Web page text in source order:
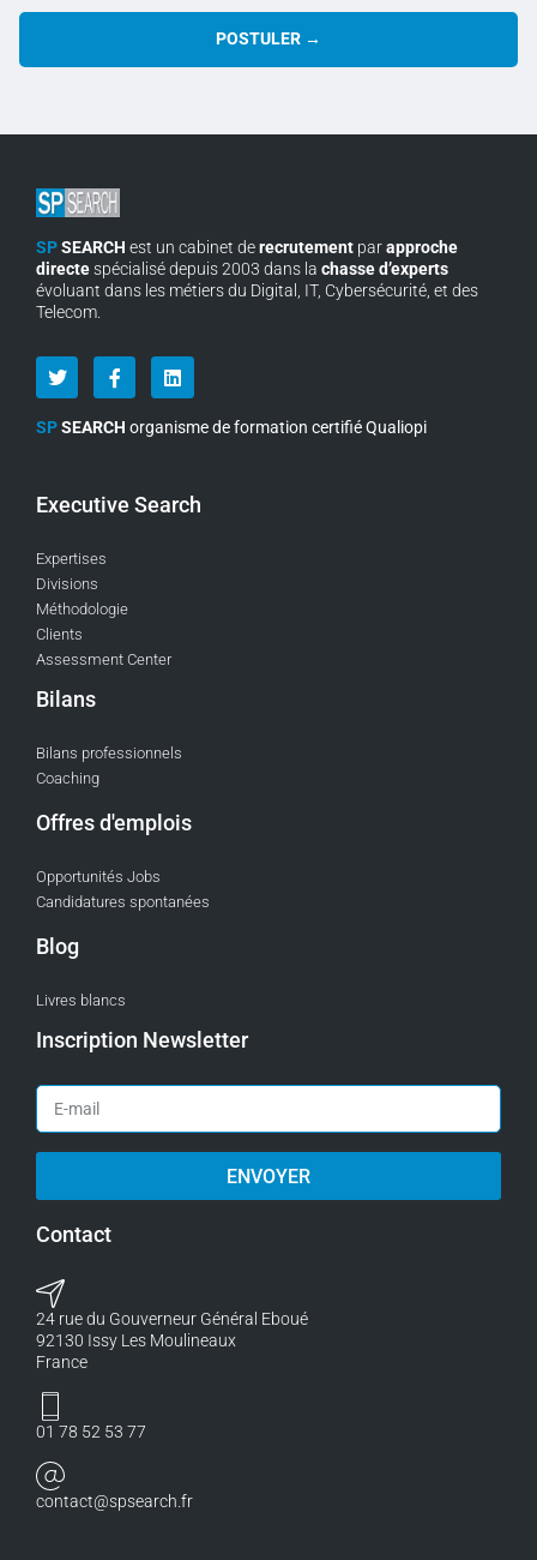
POSTULER →
SPSEARCH est un cabinet derecrutement parapproche
directespécialisé depuis 2003 dans la chasse d’experts
évoluant dans les métiers du Digital, IT, Cybersécurité, et des
Telecom.
SPSEARCH organisme de formation certifié Qualiopi
Executive Search
Expertises
Divisions
Méthodologie
Clients
Assessment Center
Bilans
Bilans professionnels
Coaching
Offres d'emplois
Opportunités Jobs
Candidatures spontanées
Blog
Livres blancs
Inscription Newsletter
ENVOYER
Contact
24 rue du Gouverneur Général Eboué
92130 Issy Les Moulineaux
France
01 78 52 53 77
contact@spsearch.fr